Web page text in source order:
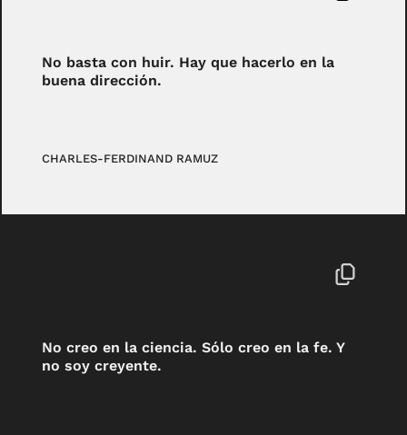
No basta con huir. Hay que hacerlo en la
buena dirección.
CHARLES-FERDINAND RAMUZ
No creo en la ciencia. Sólo creo en la fe. Y
no soy creyente.